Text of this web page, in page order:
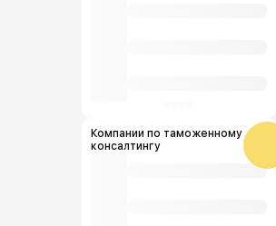
Компании по таможенному
консалтингу